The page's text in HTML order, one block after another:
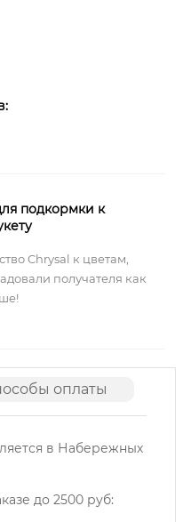
подкормки к
Chrysal к цветам,
получателя как
оплаты
в Набережных
до 2500 руб: